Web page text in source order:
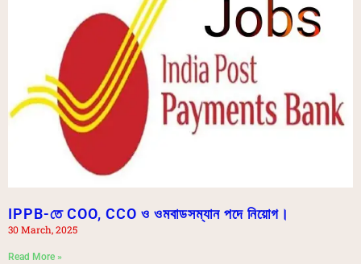
IPPB-তে COO, CCO ও ওমবাডসম্যান পদে নিয়োগ।
30 March, 2025
Read More »